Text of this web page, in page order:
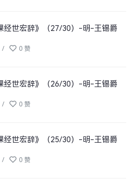
经世宏辞》（27/30）-明-王锡爵
/ 0 赞
经世宏辞》（26/30）-明-王锡爵
/ 0 赞
经世宏辞》（25/30）-明-王锡爵
/ 0 赞